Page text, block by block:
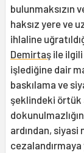
bulunmaksızın
haksız yere ve
ihlaline
Demirtaş ile
işlediğine dair
baskılama ve
şeklindeki
ardından,
cezalandırmaya